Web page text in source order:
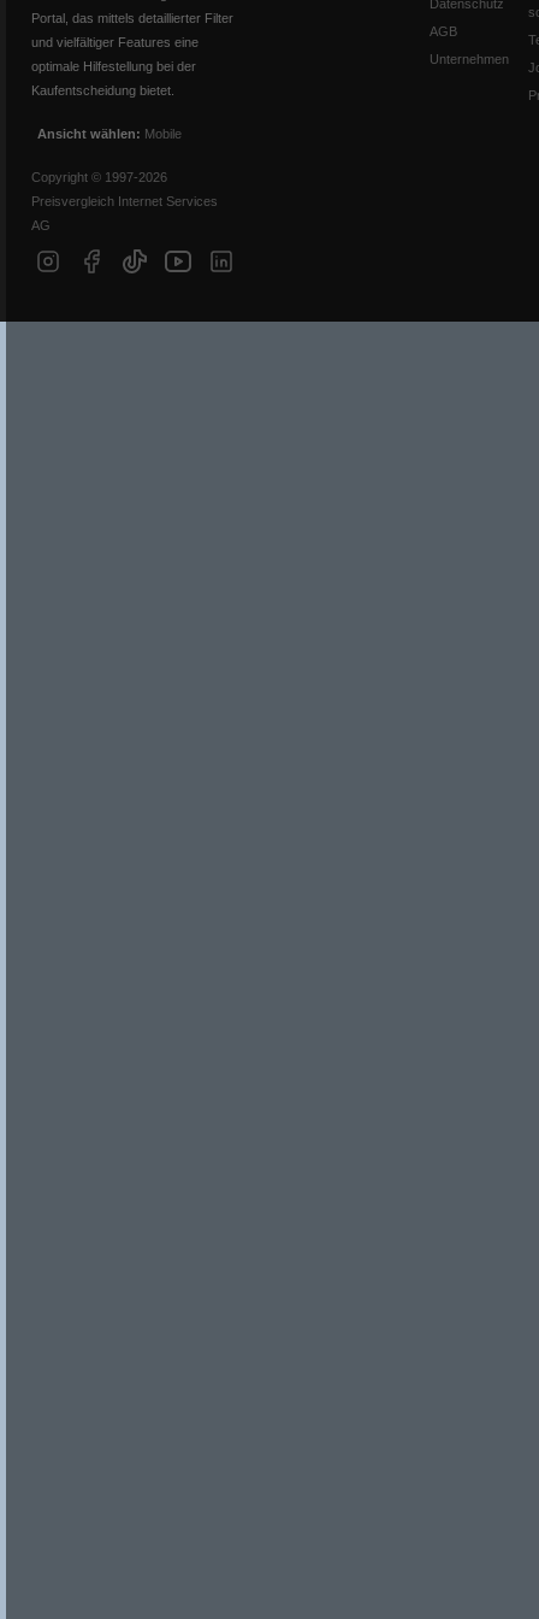
Portal, das mittels detaillierter Filter
und vielfältiger Features eine
optimale Hilfestellung bei der
Kaufentscheidung bietet.
Ansicht wählen: Mobile
Copyright © 1997-2026
Preisvergleich Internet Services
AG
Datenschutz
AGB
Unternehmen